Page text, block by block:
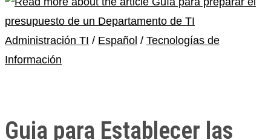
Administración TI / Español / Tecnologías de
Información
Guia para Establecer las